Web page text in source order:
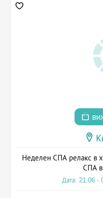
Неделен СПА релакс в
СПА
Дата: 21.06 -